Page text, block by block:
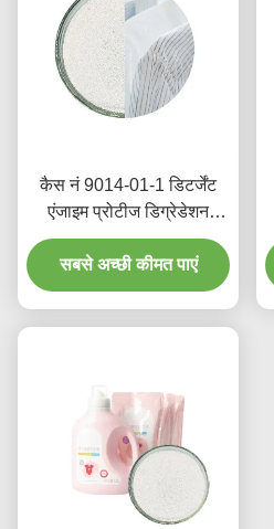
कैस नं 9014-01-1 डिटर्जेंट
एंजाइम प्रोटीज डिग्रेडेशन
100000 से 1000000u G
सबसे अच्छी कीमत पाएं